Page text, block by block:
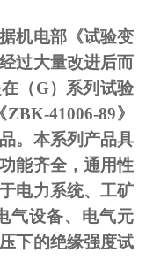
机电部《试验变
过大量改进后而
（G）系列试验
ZBK-41006-89》
。本系列产品具
能齐全，通用性
电力系统、工矿
气设备、电气元
下的绝缘强度试